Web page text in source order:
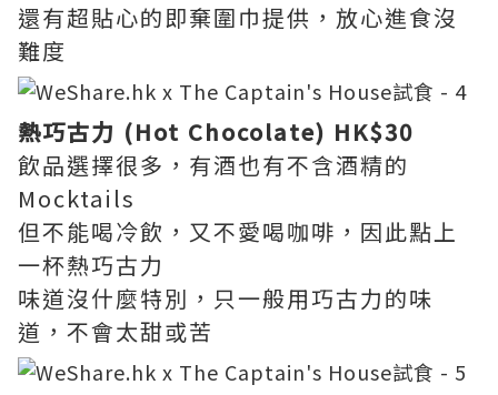
還有超貼心的即棄圍巾提供，放心進食沒
難度
熱巧古力 (Hot Chocolate) HK$30
飲品選擇很多，有酒也有不含酒精的
Mocktails
但不能喝冷飲，又不愛喝咖啡，因此點上
一杯熱巧古力
味道沒什麼特別，只一般用巧古力的味
道，不會太甜或苦